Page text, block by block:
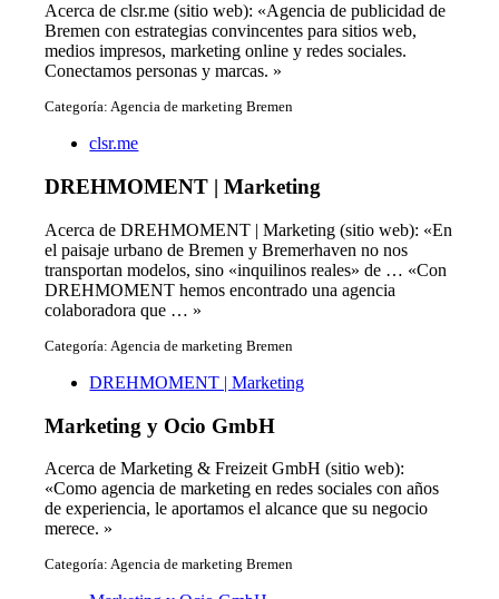
Acerca de clsr.me (sitio web): «Agencia de publicidad de
Bremen con estrategias convincentes para sitios web,
medios impresos, marketing online y redes sociales.
Conectamos personas y marcas. »
Categoría: Agencia de marketing Bremen
clsr.me
DREHMOMENT | Marketing
Acerca de DREHMOMENT | Marketing (sitio web): «En
el paisaje urbano de Bremen y Bremerhaven no nos
transportan modelos, sino «inquilinos reales» de … «Con
DREHMOMENT hemos encontrado una agencia
colaboradora que … »
Categoría: Agencia de marketing Bremen
DREHMOMENT | Marketing
Marketing y Ocio GmbH
Acerca de Marketing & Freizeit GmbH (sitio web):
«Como agencia de marketing en redes sociales con años
de experiencia, le aportamos el alcance que su negocio
merece. »
Categoría: Agencia de marketing Bremen